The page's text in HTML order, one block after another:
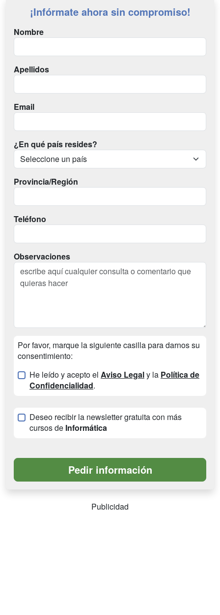
¡Infórmate ahora sin compromiso!
Nombre
Apellidos
Email
¿En qué país resides?
Provincia/Región
Teléfono
Observaciones
Por favor, marque la siguiente casilla para darnos su
consentimiento:
He leído y acepto el Aviso Legaly la Política de
Confidencialidad.
Deseo recibir la newsletter gratuita con más
cursos de Informática
Publicidad